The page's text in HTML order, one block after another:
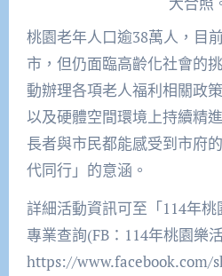
桃園老年人口逾38萬人，目
市，但仍面臨高齡化社會的
動辦理各項老人福利相關政
以及硬體空間環境上持續精
長者與市民都能感受到市府
代同行」的意涵。
詳細活動資訊可至「114年
專業查詢(FB：114年桃園樂
https://www.facebook.com/